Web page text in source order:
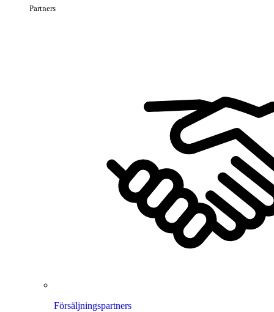
Partners
Försäljningspartners